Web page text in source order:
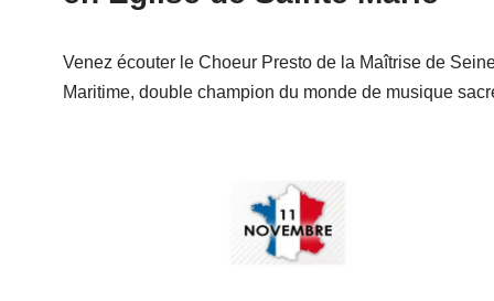
Venez écouter le Choeur Presto de la Maîtrise de
Maritime, double champion du monde de musique